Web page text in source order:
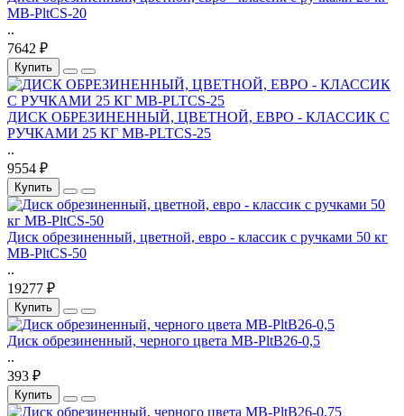
MB-PltCS-20
..
7642 ₽
Купить
ДИСК ОБРЕЗИНЕННЫЙ, ЦВЕТНОЙ, ЕВРО - КЛАССИК С
РУЧКАМИ 25 КГ MB-PLTCS-25
..
9554 ₽
Купить
Диск обрезиненный, цветной, евро - классик с ручками 50 кг
MB-PltCS-50
..
19277 ₽
Купить
Диск обрезиненный, черного цвета MB-PltB26-0,5
..
393 ₽
Купить